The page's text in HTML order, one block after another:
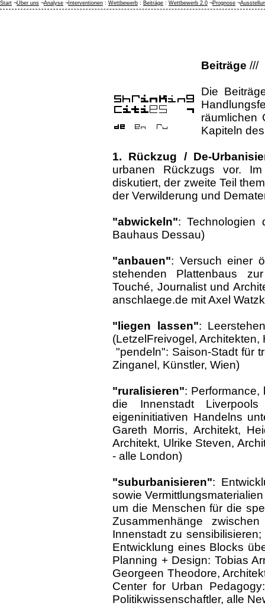
Beiträge ///
Die
räumlichen
Kapiteln
1. Rückzug / De-
urbanen Rückzugs vor.
diskutiert, der zweite Teil
der Verwilderung und
"abwickeln": Technologien
Bauhaus Dessau)
"anbauen": Versuch einer
stehenden Plattenbaus
Touché, Journalist und
anschlaege.de mit Axel
"liegen lassen":
(LetzelFreivogel, Architekten,
"pendeln": Saison-Stadt für
Zinganel, Künstler, Wien)
"ruralisieren": Performance,
die Innenstadt
eigeninitiativen Handelns
Gareth Morris, Architekt,
Architekt, Ulrike Steven,
- alle London)
"suburbanisieren":
sowie
um die Menschen für die
Zusammenhänge
Innenstadt zu
Entwicklung eines Blocks
Planning + Design: Tobias
Georgeen Theodore,
Center for Urban
Politikwissenschaftler, alle
Start ¬Über uns ¬Analyse ¬ Interventionen : Wettbewerb : Beiträge : Wettbewerb 2.0 ¬Prognose ¬